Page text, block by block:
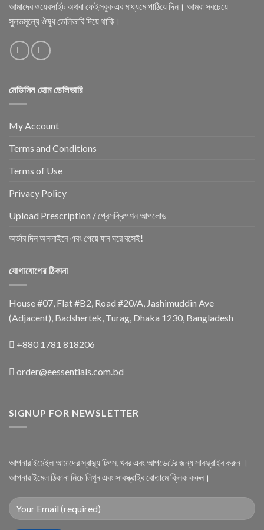
আমাদের ওয়েবসাইট অথবা ফেইসবুক এর মাধ্যমে পাঠিয়ে দিন। আমরা সবচেয়ে
সুলভমূল্যে ঔষুধ ডেলিভারি দিয়ে থাকি।
মেডিসিন হোম ডেলিভারি
My Account
Terms and Conditions
Terms of Use
Privacy Policy
Upload Prescription / প্রেসক্রিপশন আপলোড
অর্ডার দিন অনলাইনে এবং পেয়ে যান ঘরে বসেই!
যোগাযোগের ঠিকানা
House #07, Flat #B2, Road #20/A, Jashimuddin Ave
(Adjacent), Badshertek, Turag, Dhaka 1230, Bangladesh
+880 1781 818206
order@eessentials.com.bd
SIGNUP FOR NEWSLETTER
আপনার ইমেইল আমাদের স্বাস্থ্য টিপস, খবর এবং আপডেটের জন্য সাবস্ক্রাইব করুন ।
আপনার ইমেল ঠিকানা নিচে লিখুন এবং সাবস্ক্রাইব বোতামে ক্লিক করুন।